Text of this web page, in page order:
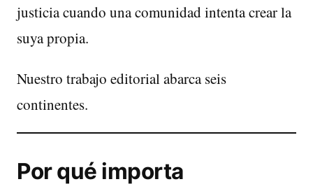
justicia cuando una comunidad intenta crear la
suya propia.
Nuestro trabajo editorial abarca seis
continentes.
Por qué importa